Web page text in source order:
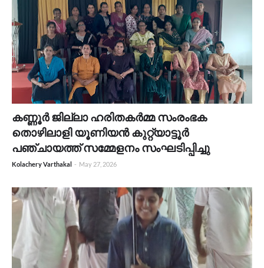
കണ്ണൂർ ജില്ലാ ഹരിതകർമ്മ സംരംഭക
തൊഴിലാളി യൂണിയൻ കുറ്റ്യാട്ടൂർ
പഞ്ചായത്ത് സമ്മേളനം സംഘടിപ്പിച്ചു
Kolachery Varthakal - May 27, 2026